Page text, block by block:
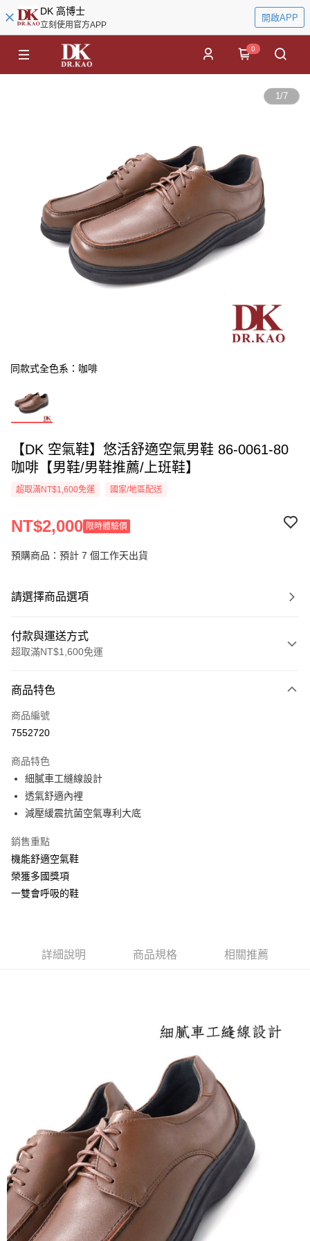
DK 高博士
立刻使用官方APP
開啟APP
0
1/7
同款式全色系：咖啡
【DK 空氣鞋】悠活舒適空氣男鞋 86-0061-80
咖啡【男鞋/男鞋推薦/上班鞋】
超取滿NT$1,600免運 國家/地區配送
NT$2,000 限時體驗價
預購商品：預計 7 個工作天出貨
請選擇商品選項
付款與運送方式
超取滿NT$1,600免運
信用卡一次付款
LINE Pay
街口支付
悠遊付
ATM付款
付款後萊爾富取貨
每筆NT$100，滿NT$2,000(含以上)免運費
境外配送
商品特色
商品編號
7552720
商品特色
細膩車工縫線設計
透氣舒適內裡
減壓緩震抗菌空氣專利大底
銷售重點
機能舒適空氣鞋
榮獲多國獎項
一雙會呼吸的鞋
詳細說明 商品規格 相關推薦